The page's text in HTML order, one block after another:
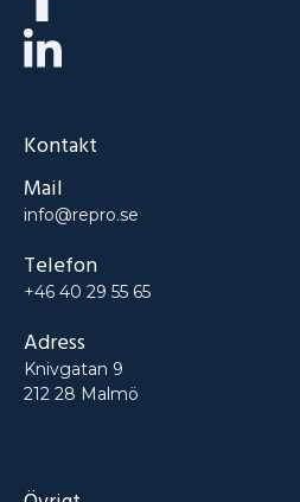
Kontakt
Mail
info@repro.se
Telefon
+46 40 29 55 65
Adress
Knivgatan 9
212 28 Malmö